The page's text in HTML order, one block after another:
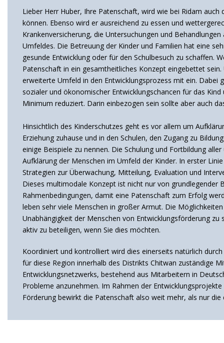
Lieber Herr Huber, Ihre Patenschaft, wird wie bei Ridam
können. Ebenso wird er ausreichend zu essen und
Krankenversicherung, die Untersuchungen und
Umfeldes. Die Betreuung der Kinder und Familien hat eine
gesunde Entwicklung oder für den Schulbesuch zu schaffen.
Patenschaft in ein gesamtheitliches Konzept eingebettet
erweiterte Umfeld in den Entwicklungsprozess mit ein. Dabei
sozialer und ökonomischer Entwicklungschancen für das
Minimum reduziert. Darin einbezogen sein sollte aber auch
Hinsichtlich des Kinderschutzes geht es vor allem um
Erziehung zuhause und in den Schulen, den Zugang zu
einige Beispiele zu nennen. Die Schulung und Fortbildung
Aufklärung der Menschen im Umfeld der Kinder. In erster
Strategien zur Überwachung, Mitteilung, Evaluation und
Dieses multimodale Konzept ist nicht nur von grundlegender
Rahmenbedingungen, damit eine Patenschaft zum Erfolg
leben sehr viele Menschen in großer Armut. Die
Unabhängigkeit der Menschen von Entwicklungsförderung
aktiv zu beteiligen, wenn Sie dies möchten.
Koordiniert und kontrolliert wird dies einerseits natürlich
für diese Region innerhalb des Distrikts Chitwan zuständige
Entwicklungsnetzwerks, bestehend aus Mitarbeitern in
Probleme anzunehmen. Im Rahmen der
Förderung bewirkt die Patenschaft also weit mehr, als nur